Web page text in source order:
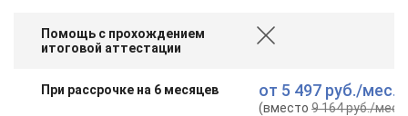
Помощь с прохождением
итоговой аттестации
При рассрочке на 6 месяцев от 5 497 руб./мес.
(вместо9 164 руб./мес.